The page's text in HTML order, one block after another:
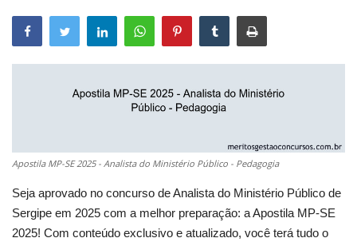
Apostila MP-SE 2025 - Analista do Ministério Público - Pedagogia
Seja aprovado no concurso de Analista do Ministério Público de
Sergipe em 2025 com a melhor preparação: a Apostila MP-SE
2025! Com conteúdo exclusivo e atualizado, você terá tudo o